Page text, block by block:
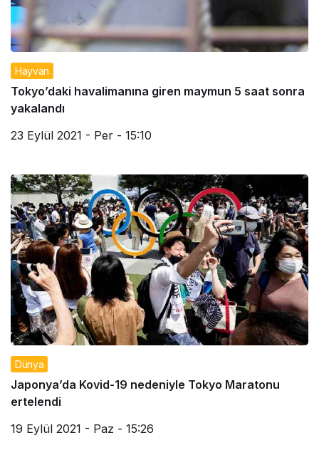
Hayvan
Tokyo’daki havalimanına giren maymun 5 saat sonra
yakalandı
23 Eylül 2021 - Per - 15:10
Dünya
Japonya’da Kovid-19 nedeniyle Tokyo Maratonu
ertelendi
19 Eylül 2021 - Paz - 15:26